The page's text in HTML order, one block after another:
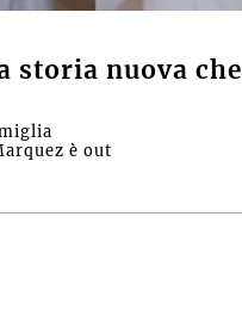
storia nuova che
è out